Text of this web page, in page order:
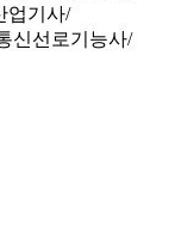
업기사
신선로기능사